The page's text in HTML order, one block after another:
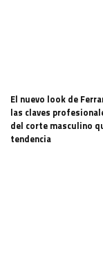
El nuevo look de
las claves
del corte masculino
tendencia